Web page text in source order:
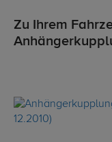
Zu Ihrem